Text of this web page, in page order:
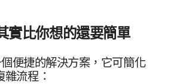
實​比​你​想​的​還要​簡單
便捷​的​解決​方案，​它​可​簡化​
流程：